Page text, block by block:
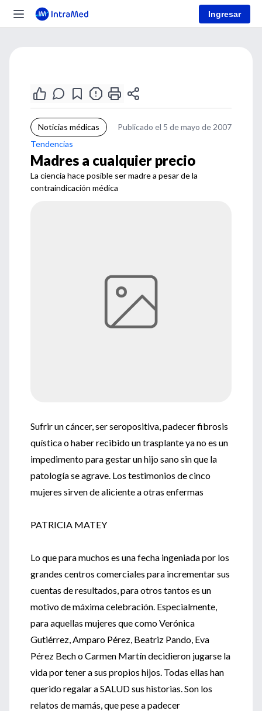
Ingresar
Noticias médicas
Publicado el 5 de mayo de 2007
Tendencias
Madres a cualquier precio
La ciencia hace posible ser madre a pesar de la
contraindicación médica
Sufrir un cáncer, ser seropositiva, padecer fibrosis
quística o haber recibido un trasplante ya no es un
impedimento para gestar un hijo sano sin que la
patología se agrave. Los testimonios de cinco
mujeres sirven de aliciente a otras enfermas
PATRICIA MATEY
Lo que para muchos es una fecha ingeniada por los
grandes centros comerciales para incrementar sus
cuentas de resultados, para otros tantos es un
motivo de máxima celebración. Especialmente,
para aquellas mujeres que como Verónica
Gutiérrez, Amparo Pérez, Beatriz Pando, Eva
Pérez Bech o Carmen Martín decidieron jugarse la
vida por tener a sus propios hijos. Todas ellas han
querido regalar a SALUD sus historias. Son los
relatos de mamás, que pese a padecer